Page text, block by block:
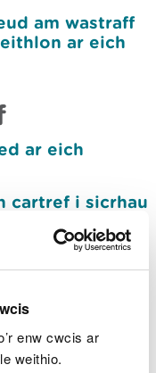
enw cwcis ar
weithio.
am wastraff
ar eich
ar eich
cartref i sicrhau
gwastraff